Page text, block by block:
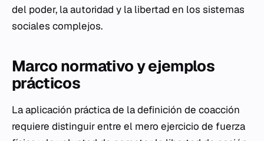
del poder, la autoridad y la libertad en los sistemas
sociales complejos.
Marco normativo y ejemplos
prácticos
La aplicación práctica de la definición de coacción
requiere distinguir entre el mero ejercicio de fuerza